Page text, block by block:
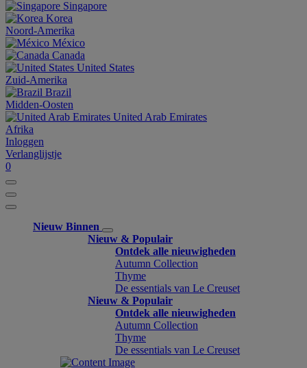
Singapore
Korea
Noord-Amerika
México
Canada
United States
Zuid-Amerika
Brazil
Midden-Oosten
United Arab Emirates
Afrika
Inloggen
Verlanglijstje
0
Nieuw Binnen
Nieuw & Populair
Ontdek alle nieuwigheden
Autumn Collection
Thyme
De essentials van Le Creuset
Nieuw & Populair
Ontdek alle nieuwigheden
Autumn Collection
Thyme
De essentials van Le Creuset